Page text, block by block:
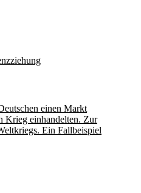
einen Markt
Krieg einhandelten. Zur
Ein Fallbeispiel